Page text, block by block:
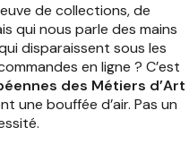
de collections, de
qui nous parle des mains
disparaissent sous les
en ligne ? C’est
des Métiers d’Art
une bouffée d’air. Pas un